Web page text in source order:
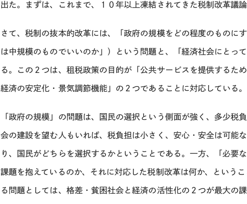
出た。まずは、これまで、１０年以上凍結されてきた税制改革議
さて、税制の抜本的改革には、「政府の規模をどの程度のものに
は中規模のものでいいのか」）という問題と、「経済社会にとっ
る。この２つは、租税政策の目的が「公共サービスを提供するた
経済の安定化・景気調節機能」の２つであることに対応している。
「政府の規模」の問題は、国民の選択という側面が強く、多少税
会の建設を望む人もいれば、税負担は小さく、安心・安全は可能
り、国民がどちらを選択するかということである。一方、「必要
課題を抱えているのか、それに対応した税制改革は何か、という
る問題としては、格差・貧困社会と経済の活性化の２つが最大の